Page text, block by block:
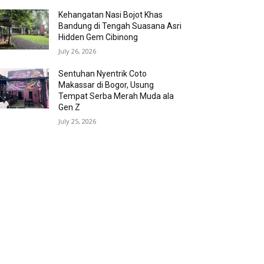
Kehangatan Nasi Bojot Khas
Bandung di Tengah Suasana Asri
Hidden Gem Cibinong
July 26, 2026
Sentuhan Nyentrik Coto
Makassar di Bogor, Usung
Tempat Serba Merah Muda ala
Gen Z
July 25, 2026